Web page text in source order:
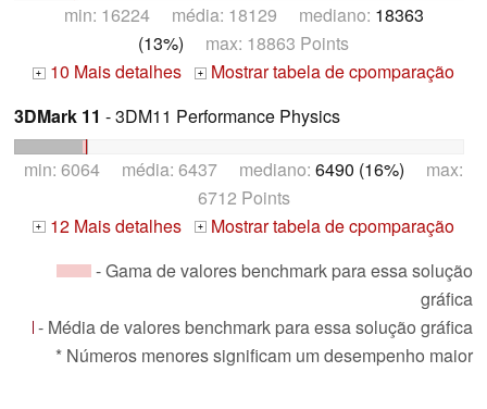
min: 16224 média: 18129 mediano: 18363
(13%) max: 18863 Points
+ 10 Mais detalhes +
Mostrar tabela de cpomparação
3DMark 11 - 3DM11 Performance Physics
min: 6064 média: 6437 mediano: 6490 (16%) max:
6712 Points
+ 12 Mais detalhes +
Mostrar tabela de cpomparação
- Gama de valores benchmark para essa solução
gráfica
- Média de valores benchmark para essa solução gráfica
* Números menores significam um desempenho maior